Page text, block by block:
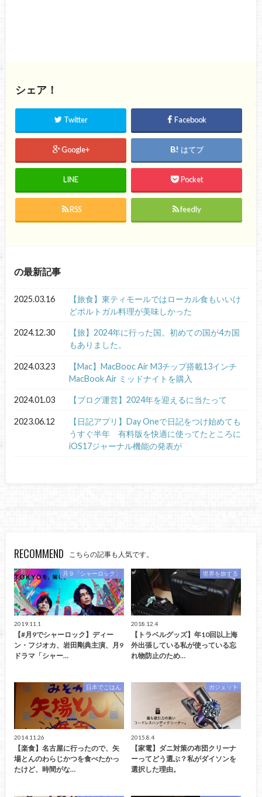
シェア！
Twitter Facebook
Google+ はてブ
LINE Pocket
RSS feedly
の最新記事
2025.03.16
【旅食】東ティモールではローカル食もいいけ
どポルトガル料理が美味しかった
2024.12.30
【旅】2024年に行った国。初めての国が4カ国
もありました。
2024.03.23
【Mac】MacBooc Air M3チップ搭載13インチ
MacBook Air ミッドナイトを購入
2024.01.03 【ブログ運営】2024年を迎えるに当たって
2023.06.12
【日記アプリ】Day Oneで日記をつけ始めても
うすぐ半年 有料版を快適に使ってたところに
iOS17ジャーナル機能の発表が
RECOMMEND こちらの記事も人気です。
月９「シャーロック」
2019.11.1
【#月9でシャーロック】ディー
ン・フジオカ、岩田剛典主演、月9
ドラマ「シャー…
世界を旅する
2018.12.4
【トラベルグッズ】年10回以上海
外出張している私が使っている忘
れ物防止のため…
日本でごはん
2014.11.26
【楽食】名古屋に行ったので、矢
場とんのわらじかつを食べたかっ
たけど、時間がな…
ガジェット
2015.8.4
【家電】ダニ対策の布団クリーナ
ーってどう選ぶ？私がダイソンを
選択した理由。